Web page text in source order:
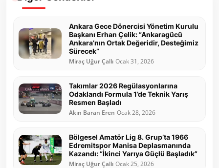
Ankara Gece Dönercisi Yönetim Kurulu
Başkanı Erhan Çelik: “Ankaragücü
Ankara’nın Ortak Değeridir, Desteğimiz
Sürecek”
Miraç Uğur Çallı Ocak 31, 2026
Takımlar 2026 Regülasyonlarına
Odaklandı Formula 1’de Teknik Yarış
Resmen Başladı
Akın Baran Eren Ocak 28, 2026
Bölgesel Amatör Lig 8. Grup’ta 1966
Edremitspor Manisa Deplasmanında
Kazandı: “İkinci Yarıya Güçlü Başladık”
Miraç Uğur Çallı Ocak 25, 2026